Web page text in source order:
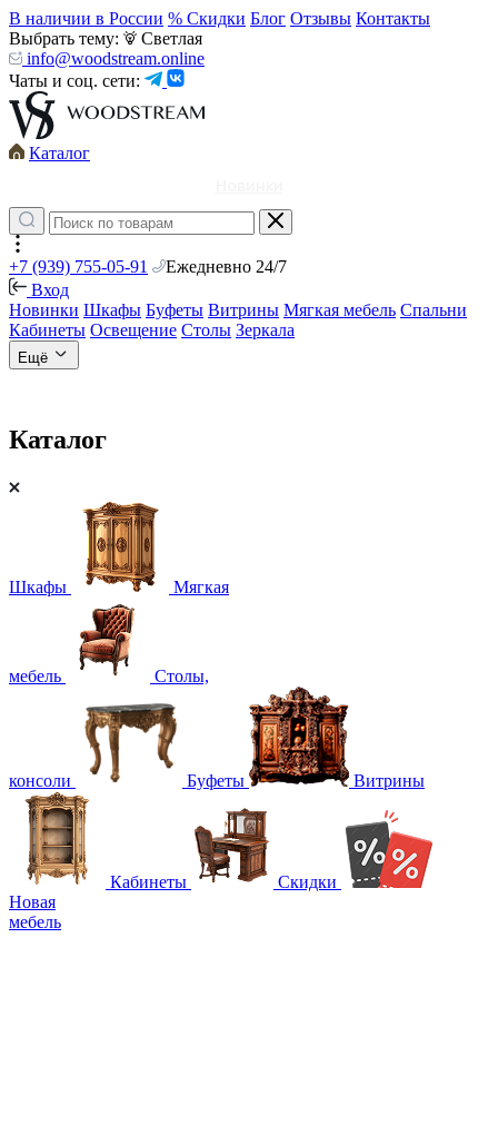
В наличии в России % Скидки Блог Отзывы Контакты
Выбрать тему:
Светлая
info@woodstream.online
Чаты и соц. сети:
Каталог
+7 (939) 755-05-91
Ежедневно 24/7
Вход
Новинки Шкафы Буфеты Витрины Мягкая мебель Спальни
Кабинеты Освещение Столы Зеркала
Ещё
Каталог
Шкафы Мягкая
мебель Столы,
консоли Буфеты Витрины
Кабинеты
Скидки
Новая
мебель